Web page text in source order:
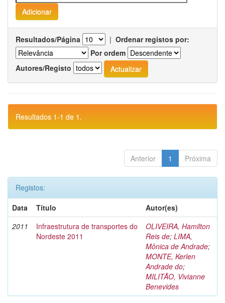
Resultados/Página | Ordenar registos por:
Por ordem
Autores/Registo
Resultados 1-1 de 1.
Anterior 1 Próxima
Registos:
Data
Título
Autor(es)
2011
Infraestrutura de transportes do
Nordeste 2011
OLIVEIRA, Hamilton
Reis de; LIMA,
Mônica de Andrade;
MONTE, Kerlen
Andrade do;
MILITÃO, Vivianne
Benevides